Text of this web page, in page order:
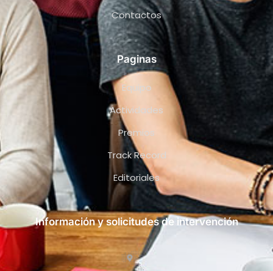
Contactos
Paginas
Equipo
Actividades
Premios
Track Record
Editoriales
Información y solicitudes de intervención